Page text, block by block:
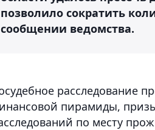
позволило сократить
сообщении ведомства.
расследование
пирамиды,
по месту